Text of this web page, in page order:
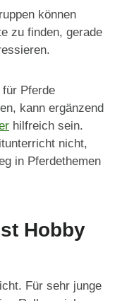
können
zu finden, gerade
Pferde
kann ergänzend
hilfreich sein.
nicht,
in Pferdethemen
Hobby
Für sehr junge